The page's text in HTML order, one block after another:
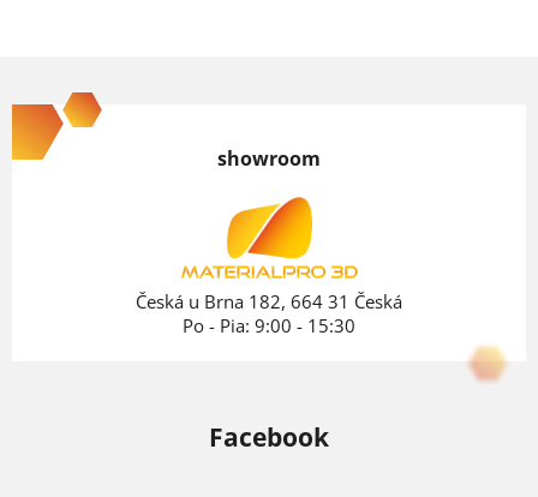
á
p
showroom
Česká u Brna 182, 664 31 Česká
Po - Pia: 9:00 - 15:30
Facebook